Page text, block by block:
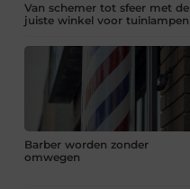
Van schemer tot sfeer met de
juiste winkel voor tuinlampen
Barber worden zonder
omwegen